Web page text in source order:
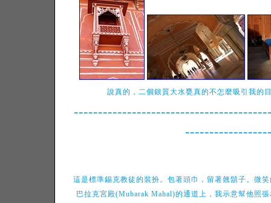
說真的，二個銀質大水甕真的不怎麼吸引我的
這是標準錫克教徒的裝扮。包著頭巾，留著翹鬍子。微
巴拉克宮殿(Mubarak Mahal)的通道上，我示意幫他照